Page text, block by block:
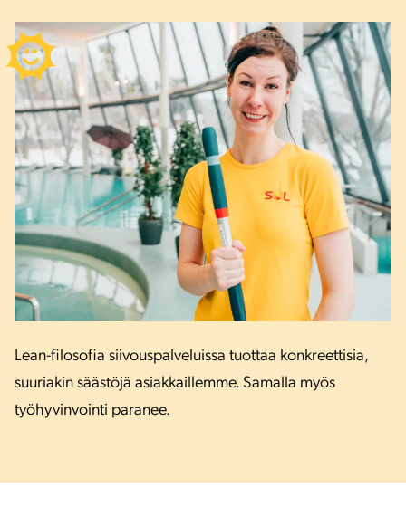
Lean-filosofia siivouspalveluissa tuottaa konkreettisia,
suuriakin säästöjä asiakkaillemme. Samalla myös
työhyvinvointi paranee.